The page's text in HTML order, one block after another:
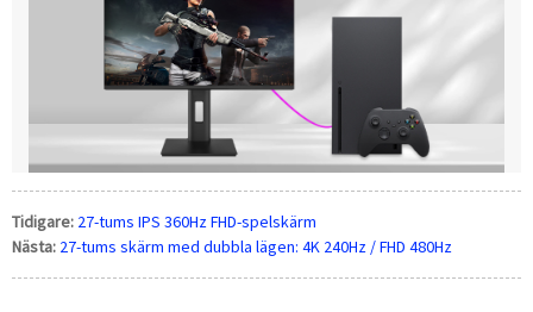
Tidigare: 27-tums IPS 360Hz FHD-spelskärm
Nästa: 27-tums skärm med dubbla lägen: 4K 240Hz / FHD 480Hz